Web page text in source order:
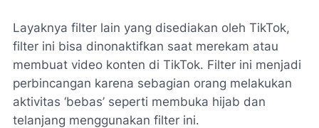
Layaknya filter lain yang disediakan oleh TikTok,
filter ini bisa dinonaktifkan saat merekam atau
membuat video konten di TikTok. Filter ini menjadi
perbincangan karena sebagian orang melakukan
aktivitas ‘bebas’ seperti membuka hijab dan
telanjang menggunakan filter ini.